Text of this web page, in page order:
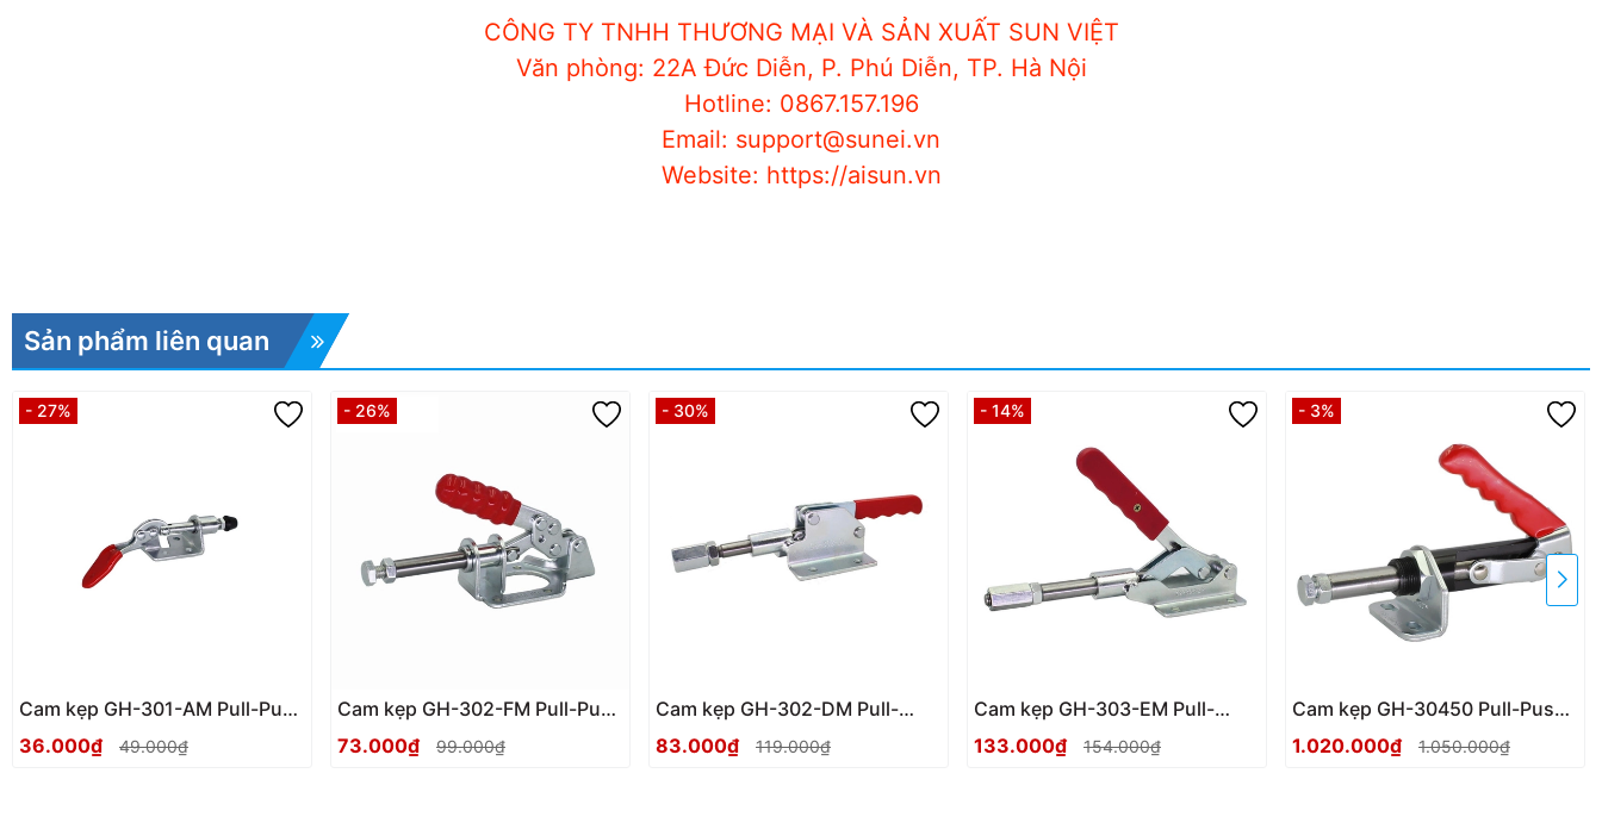
CÔNG TY TNHH THƯƠNG MẠI VÀ SẢN XUẤT SUN VIỆT
Văn phòng: 22A Đức Diễn, P. Phú Diễn, TP. Hà Nội
Hotline: 0867.157.196
Email: support@sunei.vn
Website: https://aisun.vn
Sản phẩm liên quan
- 27%
Cam kẹp GH-301-AM Pull-Push
Toggle clamp
36.000₫ 49.000₫
- 26%
Cam kẹp GH-302-FM Pull-Push
Toggle clamp
73.000₫ 99.000₫
- 30%
Cam kẹp GH-302-DM Pull-
Push Toggle clamp
83.000₫ 119.000₫
- 14%
Cam kẹp GH-303-EM Pull-
Push Toggle clamp
133.000₫ 154.000₫
- 3%
Cam kẹp GH-30450 Pull-Push
Toggle clamp
1.020.000₫ 1.050.000₫